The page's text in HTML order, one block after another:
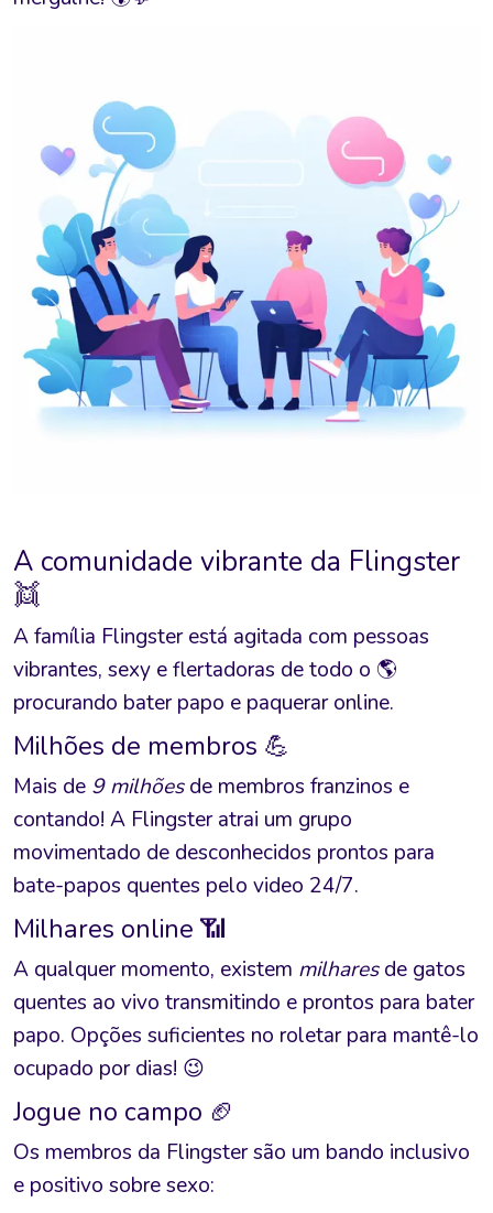
A comunidade vibrante da Flingster
👯
A família Flingster está agitada com pessoas
vibrantes, sexy e flertadoras de todo o 🌎
procurando bater papo e paquerar online.
Milhões de membros 💪
Mais de 9 milhõesde membros franzinos e
contando! A Flingster atrai um grupo
movimentado de desconhecidos prontos para
bate-papos quentes pelo video 24/7.
Milhares online 📶
A qualquer momento, existem milharesde gatos
quentes ao vivo transmitindo e prontos para bater
papo. Opções suficientes no roletar para mantê-lo
ocupado por dias! 😉
Jogue no campo 🏈
Os membros da Flingster são um bando inclusivo
e positivo sobre sexo: